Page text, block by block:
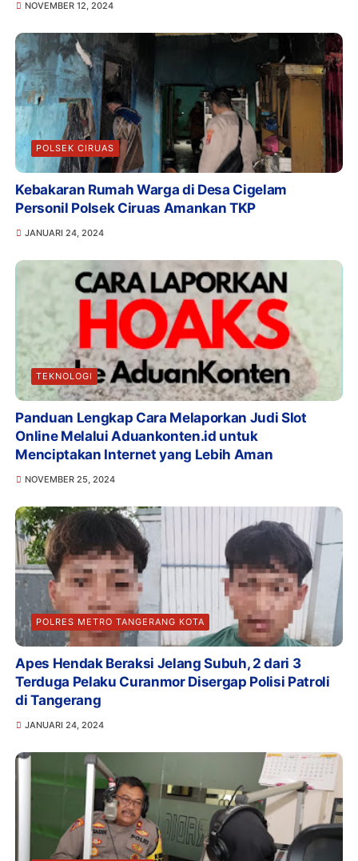
NOVEMBER 12, 2024
POLSEK CIRUAS
Kebakaran Rumah Warga di Desa Cigelam
Personil Polsek Ciruas Amankan TKP
JANUARI 24, 2024
TEKNOLOGI
Panduan Lengkap Cara Melaporkan Judi Slot
Online Melalui Aduankonten.id untuk
Menciptakan Internet yang Lebih Aman
NOVEMBER 25, 2024
POLRES METRO TANGERANG KOTA
Apes Hendak Beraksi Jelang Subuh, 2 dari 3
Terduga Pelaku Curanmor Disergap Polisi Patroli
di Tangerang
JANUARI 24, 2024